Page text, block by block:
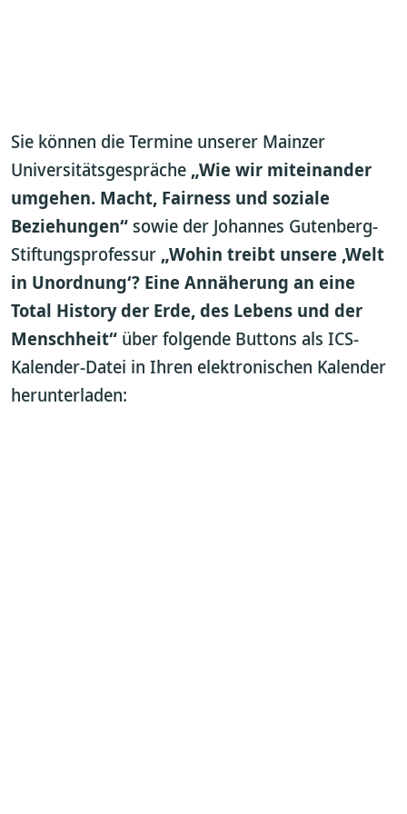
Sie können die Termine unserer Mainzer
Universitätsgespräche „Wie wir miteinander
umgehen. Macht, Fairness und soziale
Beziehungen“sowie der Johannes Gutenberg-
Stiftungsprofessur „Wohin treibt unsere ‚Welt
in Unordnung‘? Eine Annäherung an eine
Total History der Erde, des Lebens und der
Menschheit“ über folgende Buttons als ICS-
Kalender-Datei in Ihren elektronischen Kalender
herunterladen: